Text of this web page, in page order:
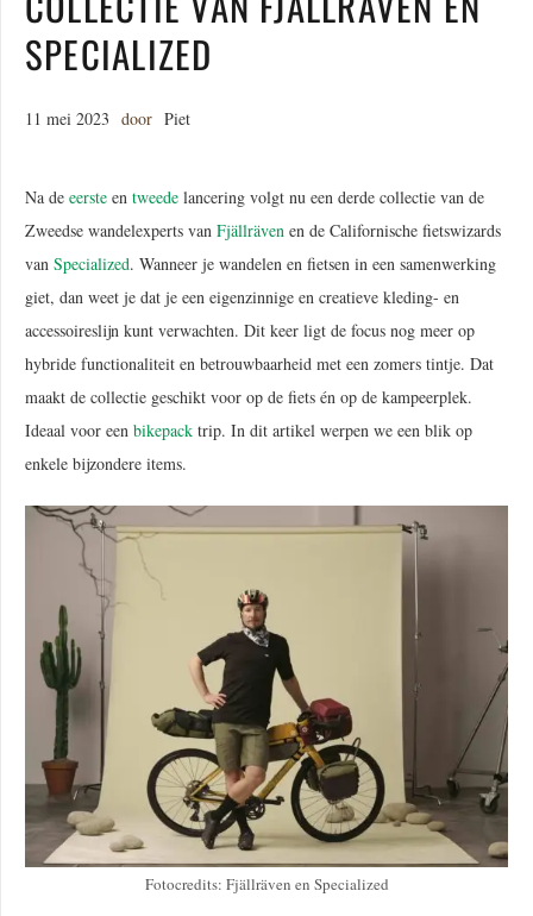
SPECIALIZED
11 mei 2023 door Piet
Na de eerste en tweede lancering volgt nu een derde collectie van de
Zweedse wandelexperts van Fjällräven en de Californische fietswizards
van Specialized. Wanneer je wandelen en fietsen in een samenwerking
giet, dan weet je dat je een eigenzinnige en creatieve kleding- en
accessoireslijn kunt verwachten. Dit keer ligt de focus nog meer op
hybride functionaliteit en betrouwbaarheid met een zomers tintje. Dat
maakt de collectie geschikt voor op de fiets én op de kampeerplek.
Ideaal voor een bikepack trip. In dit artikel werpen we een blik op
enkele bijzondere items.
Fotocredits: Fjällräven en Specialized